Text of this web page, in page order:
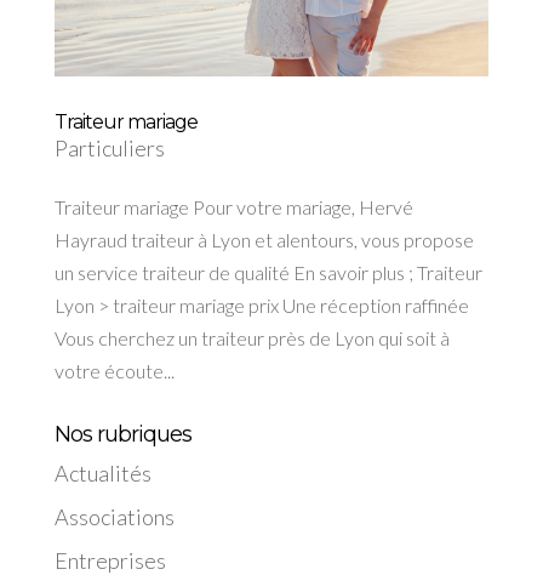
Traiteur mariage
Particuliers
Traiteur mariage Pour votre mariage, Hervé
Hayraud traiteur à Lyon et alentours, vous propose
un service traiteur de qualité En savoir plus ; Traiteur
Lyon > traiteur mariage prix Une réception raffinée
Vous cherchez un traiteur près de Lyon qui soit à
votre écoute...
Nos rubriques
Actualités
Associations
Entreprises